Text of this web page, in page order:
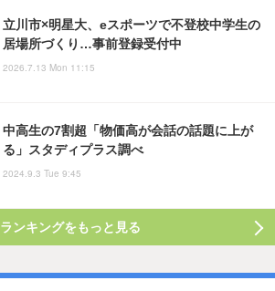
立川市×明星大、eスポーツで不登校中学生の
居場所づくり…事前登録受付中
2026.7.13 Mon 11:15
中高生の7割超「物価高が会話の話題に上が
る」スタディプラス調べ
2024.9.3 Tue 9:45
ランキングをもっと見る